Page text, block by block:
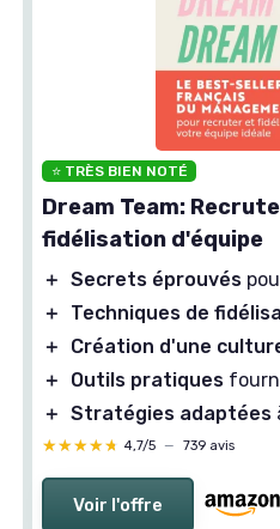
⭐ TRÈS BIEN NOTÉ
Dream Team:
fidélisation d'équipe
＋ Secrets éprouvés
＋
Techniques de
＋
Création d'une
＋
Outils pratiques
＋ Stratégies adaptées
★★★★★
★★★★★ 4,7/5 — 739 avis
Voir l'offre